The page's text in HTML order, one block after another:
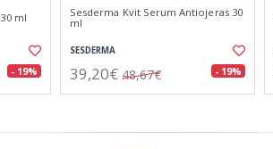
ml
- 19%
Sesderma Kvit Serum Antiojeras 30
ml
SESDERMA
39,20€ 48,67€ - 19%